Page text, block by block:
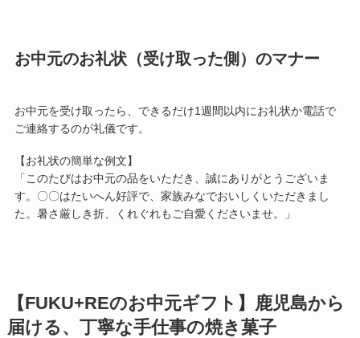
お中元のお礼状（受け取った側）のマナー
お中元を受け取ったら、できるだけ1週間以内にお礼状か電話で
ご連絡するのが礼儀です。
【お礼状の簡単な例文】
「このたびはお中元の品をいただき、誠にありがとうございま
す。〇〇はたいへん好評で、家族みなでおいしくいただきまし
た。暑さ厳しき折、くれぐれもご自愛くださいませ。」
【FUKU+REのお中元ギフト】鹿児島から
届ける、丁寧な手仕事の焼き菓子